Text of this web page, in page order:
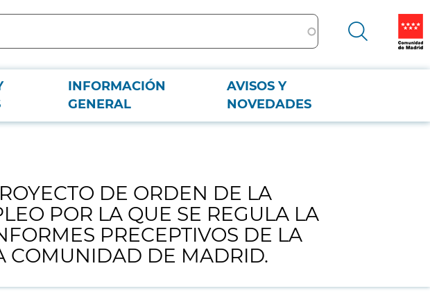
INFORMACIÓN
GENERAL
AVISOS Y
NOVEDADES
HACIENDA Y EMPLEO POR LA QUE SE REGULA LA SOLICITUD, EMISIÓN Y DIVULGACIÓN DE LOS
DE ORDEN DE LA
POR LA QUE SE REGULA LA
PRECEPTIVOS DE LA
COMUNIDAD DE MADRID.